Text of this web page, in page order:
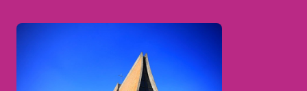
基本資料請務必填
寫服務機關+統編及
職稱，以利判定是